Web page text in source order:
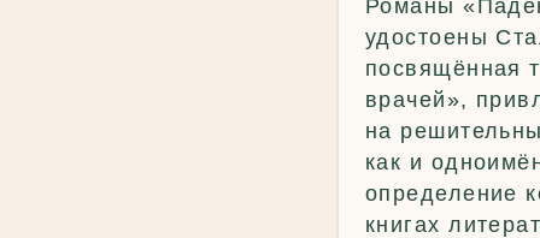
Романы
удостоены
посвящённая
врачей»,
на
как и
определение
книгах